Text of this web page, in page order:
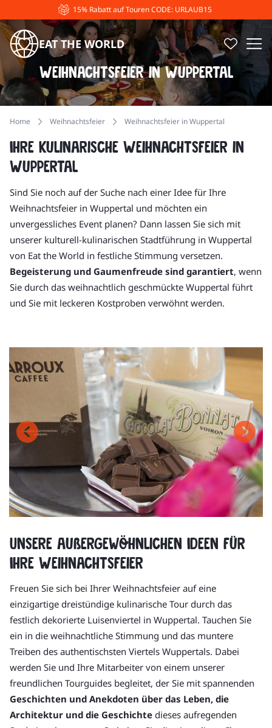
15% Rabatt auf Touren CODE: URLAUB15
EAT THE WORLD
Weihnachtsfeier in Wuppertal
Home Weihnachtsfeier Weihnachtsfeier in Wuppertal
Ihre kulinarische Weihnachtsfeier in
Wuppertal
Sind Sie noch auf der Suche nach einer Idee für Ihre
Weihnachtsfeier in Wuppertal und möchten ein
unvergessliches Event planen? Dann lassen Sie sich mit
unserer kulturell-kulinarischen Stadtführung in Wuppertal
von Eat the World in festliche Stimmung versetzen.
Begeisterung und Gaumenfreude sind garantiert, wenn
Sie durch das weihnachtlich geschmückte Wuppertal führt
und Sie mit leckeren Kostproben verwöhnt werden.
Unsere außergewöhnlichen Ideen für
Ihre Weihnachtsfeier
Freuen Sie sich bei Ihrer Weihnachtsfeier auf eine
einzigartige dreistündige kulinarische Tour durch das
festlich dekorierte Luisenviertel in Wuppertal. Tauchen Sie
ein in die weihnachtliche Stimmung und das muntere
Treiben des authentischsten Viertels Wuppertals. Dabei
werden Sie und Ihre Mitarbeiter von einem unserer
freundlichen Tourguides begleitet, der Sie mit spannenden
Geschichten und Anekdoten über das Leben, die
Architektur und die Geschichte dieses aufregenden